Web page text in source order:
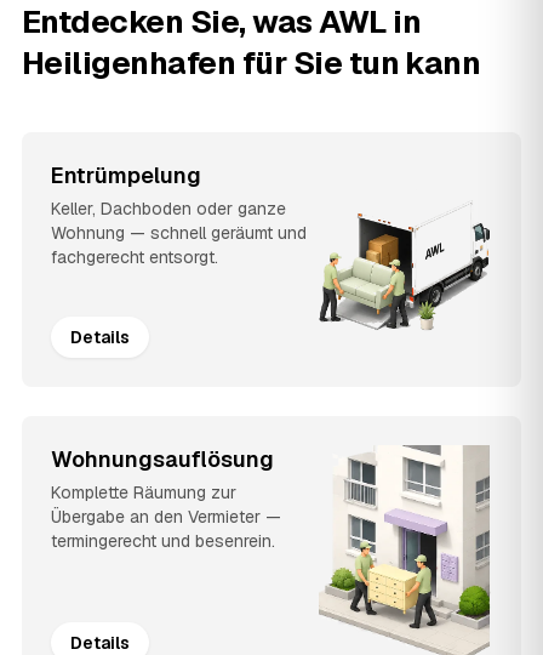
Entdecken Sie, was AWL in
Heiligenhafen für Sie tun kann
Entrümpelung
Keller, Dachboden oder ganze
Wohnung — schnell geräumt und
fachgerecht entsorgt.
Details
Wohnungsauflösung
Komplette Räumung zur
Übergabe an den Vermieter —
termingerecht und besenrein.
Details